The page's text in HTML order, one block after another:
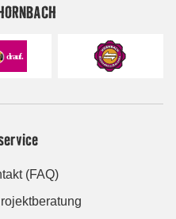
(FAQ)